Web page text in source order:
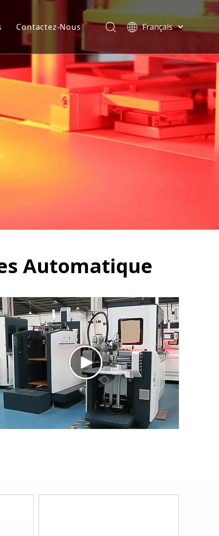
Contactez-Nous
Français
ไทย
Tiếng Việt
한국어
Deutsch
Português
Español
Pусский
العربية
Automatique